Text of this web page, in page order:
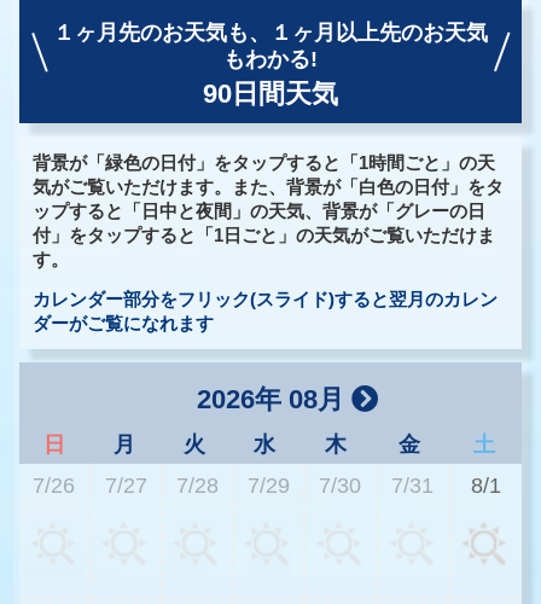
１ヶ月先のお天気も、
１ヶ月以上先のお天気
もわかる!
90日間天気
背景が「緑色の日付」をタップすると「1時間ごと」の天
気がご覧いただけます。また、背景が「白色の日付」をタ
ップすると「日中と夜間」の天気、背景が「グレーの日
付」をタップすると「1日ごと」の天気がご覧いただけま
す。
カレンダー部分をフリック(スライド)すると翌月のカレン
ダーがご覧になれます
2026年 08月
日 月 火 水 木 金
土
7/26
7/27 7/28 7/29 7/30 7/31 8/1